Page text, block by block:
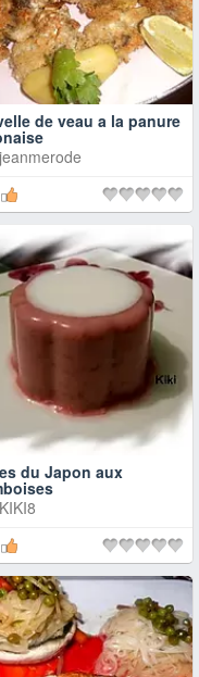
de veau a la panure
jeanmerode
du Japon aux
KIKI8